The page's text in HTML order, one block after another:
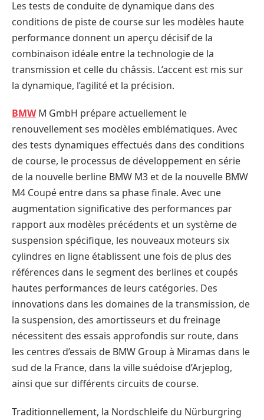
Les tests de conduite de dynamique dans des
conditions de piste de course sur les modèles haute
performance donnent un aperçu décisif de la
combinaison idéale entre la technologie de la
transmission et celle du châssis. L’accent est mis sur
la dynamique, l’agilité et la précision.
BMWM GmbH prépare actuellement le
renouvellement ses modèles emblématiques. Avec
des tests dynamiques effectués dans des conditions
de course, le processus de développement en série
de la nouvelle berline BMW M3 et de la nouvelle BMW
M4 Coupé entre dans sa phase finale. Avec une
augmentation significative des performances par
rapport aux modèles précédents et un système de
suspension spécifique, les nouveaux moteurs six
cylindres en ligne établissent une fois de plus des
références dans le segment des berlines et coupés
hautes performances de leurs catégories. Des
innovations dans les domaines de la transmission, de
la suspension, des amortisseurs et du freinage
nécessitent des essais approfondis sur route, dans
les centres d’essais de BMW Group à Miramas dans le
sud de la France, dans la ville suédoise d’Arjeplog,
ainsi que sur différents circuits de course.
Traditionnellement, la Nordschleife du Nürburgring